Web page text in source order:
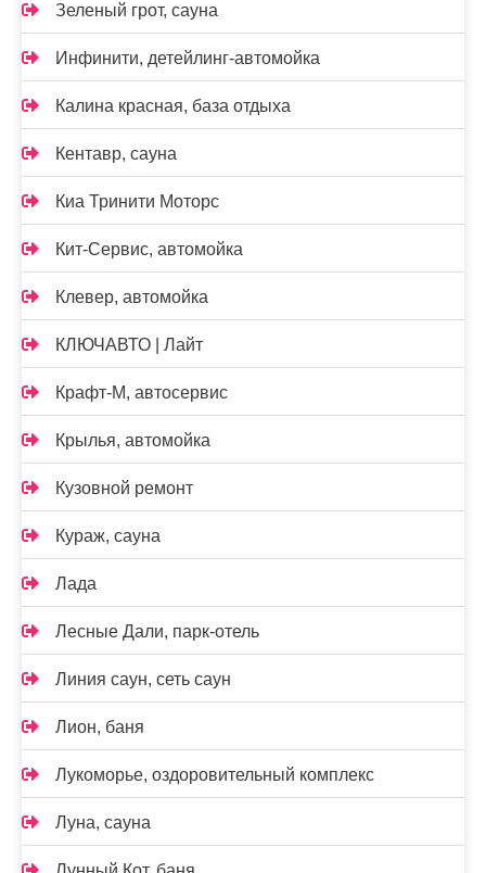
Зеленый грот, сауна
Инфинити, детейлинг-автомойка
Калина красная, база отдыха
Кентавр, сауна
Киа Тринити Моторс
Кит-Сервис, автомойка
Клевер, автомойка
КЛЮЧАВТО | Лайт
Крафт-М, автосервис
Крылья, автомойка
Кузовной ремонт
Кураж, сауна
Лада
Лесные Дали, парк-отель
Линия саун, сеть саун
Лион, баня
Лукоморье, оздоровительный комплекс
Луна, сауна